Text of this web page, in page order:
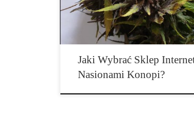
Jaki Wybrać Sklep
Nasionami Konopi?